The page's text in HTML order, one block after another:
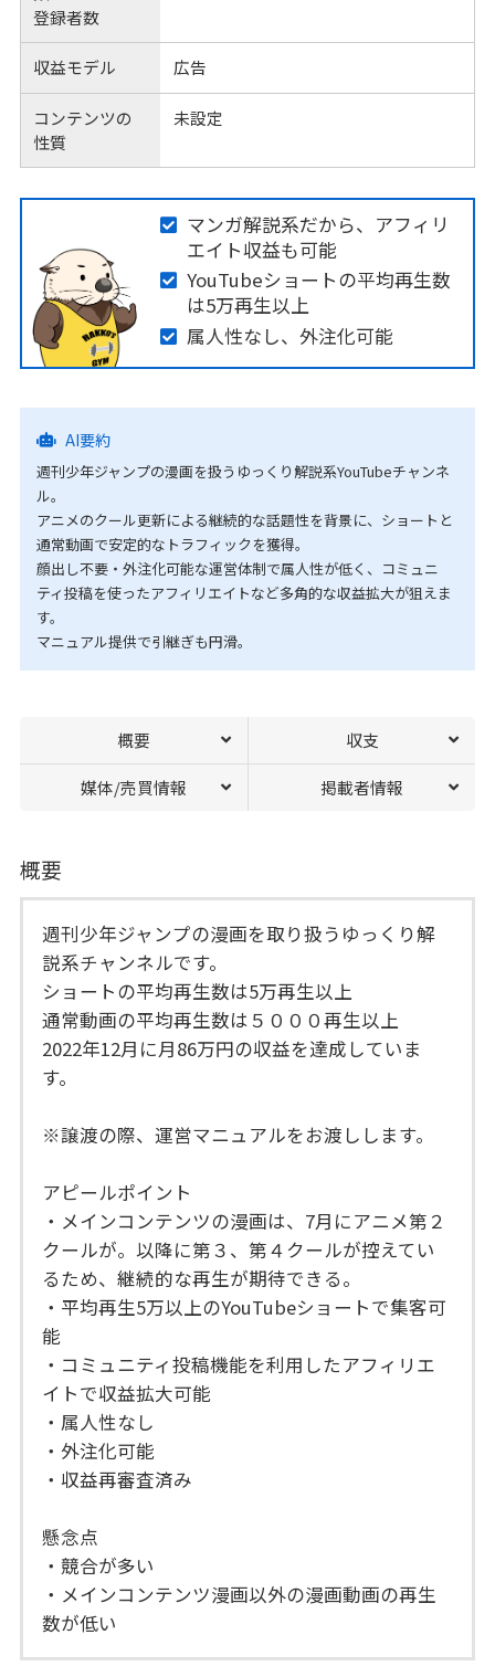
登録者数
収益モデル 広告
コンテンツの
性質
未設定
マンガ解説系だから、アフィリ
エイト収益も可能
YouTubeショートの平均再生数
は5万再生以上
属人性なし、外注化可能
AI要約
週刊少年ジャンプの漫画を扱うゆっくり解説系YouTubeチャンネ
ル。
アニメのクール更新による継続的な話題性を背景に、ショートと
通常動画で安定的なトラフィックを獲得。
顔出し不要・外注化可能な運営体制で属人性が低く、コミュニ
ティ投稿を使ったアフィリエイトなど多角的な収益拡大が狙えま
す。
マニュアル提供で引継ぎも円滑。
概要 収支
媒体/売買情報 掲載者情報
概要
週刊少年ジャンプの漫画を取り扱うゆっくり解
説系チャンネルです。
ショートの平均再生数は5万再生以上
通常動画の平均再生数は５０００再生以上
2022年12月に月86万円の収益を達成していま
す。
※譲渡の際、運営マニュアルをお渡しします。
アピールポイント
・メインコンテンツの漫画は、7月にアニメ第２
クールが。以降に第３、第４クールが控えてい
るため、継続的な再生が期待できる。
・平均再生5万以上のYouTubeショートで集客可
能
・コミュニティ投稿機能を利用したアフィリエ
イトで収益拡大可能
・属人性なし
・外注化可能
・収益再審査済み
懸念点
・競合が多い
・メインコンテンツ漫画以外の漫画動画の再生
数が低い